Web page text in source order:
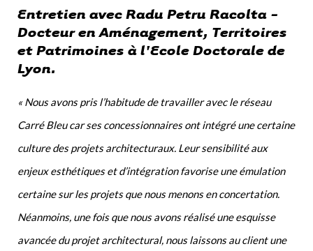
Entretien avec Radu Petru Racolta -
Docteur en Aménagement, Territoires
et Patrimoines à l'Ecole Doctorale de
Lyon.
« Nous avons pris l’habitude de travailler avec le réseau
Carré Bleu car ses concessionnaires ont intégré une certaine
culture des projets architecturaux. Leur sensibilité aux
enjeux esthétiques et d’intégration favorise une émulation
certaine sur les projets que nous menons en concertation.
Néanmoins, une fois que nous avons réalisé une esquisse
avancée du projet architectural, nous laissons au client une